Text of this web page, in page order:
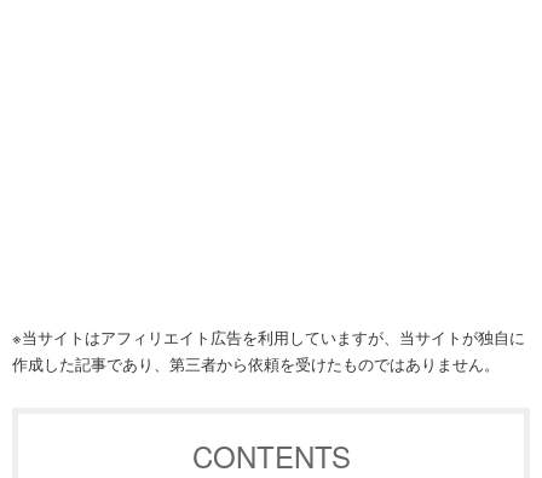
※当サイトはアフィリエイト広告を利用していますが、当サイトが独自に
作成した記事であり、第三者から依頼を受けたものではありません。
CONTENTS